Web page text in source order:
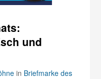
und
in Briefmarke des